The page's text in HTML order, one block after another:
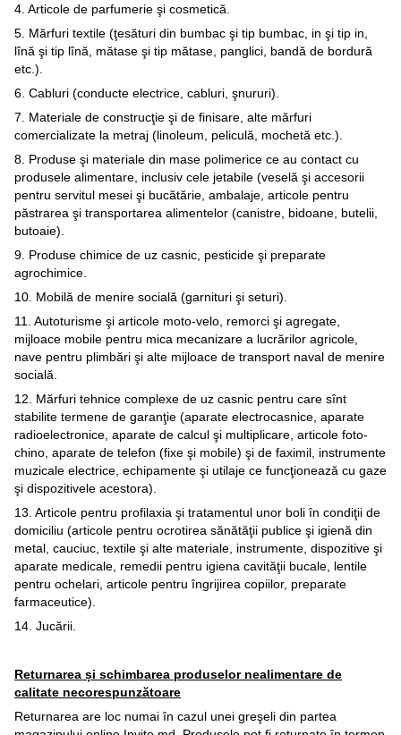
4. Articole de parfumerie şi cosmetică.
5. Mărfuri textile (ţesături din bumbac şi tip bumbac, in şi tip in,
lînă şi tip lînă, mătase şi tip mătase, panglici, bandă de bordură
etc.).
6. Cabluri (conducte electrice, cabluri, şnururi).
7. Materiale de construcţie şi de finisare, alte mărfuri
comercializate la metraj (linoleum, peliculă, mochetă etc.).
8. Produse şi materiale din mase polimerice ce au contact cu
produsele alimentare, inclusiv cele jetabile (veselă şi accesorii
pentru servitul mesei şi bucătărie, ambalaje, articole pentru
păstrarea şi transportarea alimentelor (canistre, bidoane, butelii,
butoaie).
9. Produse chimice de uz casnic, pesticide şi preparate
agrochimice.
10. Mobilă de menire socială (garnituri şi seturi).
11. Autoturisme şi articole moto-velo, remorci şi agregate,
mijloace mobile pentru mica mecanizare a lucrărilor agricole,
nave pentru plimbări şi alte mijloace de transport naval de menire
socială.
12. Mărfuri tehnice complexe de uz casnic pentru care sînt
stabilite termene de garanţie (aparate electrocasnice, aparate
radioelectronice, aparate de calcul şi multiplicare, articole foto-
chino, aparate de telefon (fixe şi mobile) şi de faximil, instrumente
muzicale electrice, echipamente şi utilaje ce funcţionează cu gaze
şi dispozitivele acestora).
13. Articole pentru profilaxia şi tratamentul unor boli în condiţii de
domiciliu (articole pentru ocrotirea sănătăţii publice şi igienă din
metal, cauciuc, textile şi alte materiale, instrumente, dispozitive şi
aparate medicale, remedii pentru igiena cavităţii bucale, lentile
pentru ochelari, articole pentru îngrijirea copiilor, preparate
farmaceutice).
14. Jucării.
Returnarea și schimbarea produselor nealimentare de
calitate necorespunzătoare
Returnarea are loc numai în cazul unei greşeli din partea